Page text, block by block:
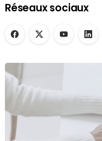
Réseaux sociaux